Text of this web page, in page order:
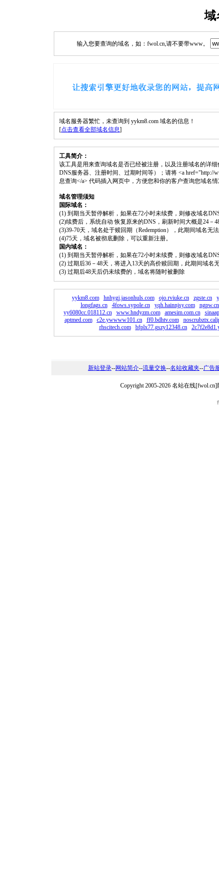
域
输入您要查询的域名，如：fwol.cn,请不要带www。
域名服务器繁忙，未查询到 yykm8.com 域名的信息！
[点击查看全部域名信息]
工具简介：
该工具是用来查询域名是否已经被注册，以及注册域名的详
DNS服务器、注册时间、过期时间等）；请将 <a href="http://
息查询</a> 代码插入网页中，方便您和你的客户查询您域名
域名管理须知
国际域名：
(1) 到期当天暂停解析，如果在72小时未续费，则修改域名
(2)续费后，系统自动 恢复原来的DNS，刷新时间大概是24－
(3)39-70天，域名处于赎回期（Redemption），此期间域名无
(4)75天，域名被彻底删除，可以重新注册。
国内域名：
(1) 到期当天暂停解析，如果在72小时未续费，则修改域名
(2) 过期后36－48天，将进入13天的高价赎回期，此期间域名
(3) 过期后48天后仍未续费的，域名将随时被删除
yykm8.com hnhygj.jasonhuls.com ojo.rviuke.cn zgste.cn
longfags.cn
4fows.sypole.cn yqh.hainnjsy.com
yy6080cc.018112.cn
www.hndyzm.com amesim.com.cn
aptmed.com
c2e.ywwww101.cn ff0.bdhtv.com
rhscitech.com
bfplx77.gszy12348.cn
新站登录--网站简介--流量交换--名站收藏夹--广告
Copyright 2005-2026 名站在线